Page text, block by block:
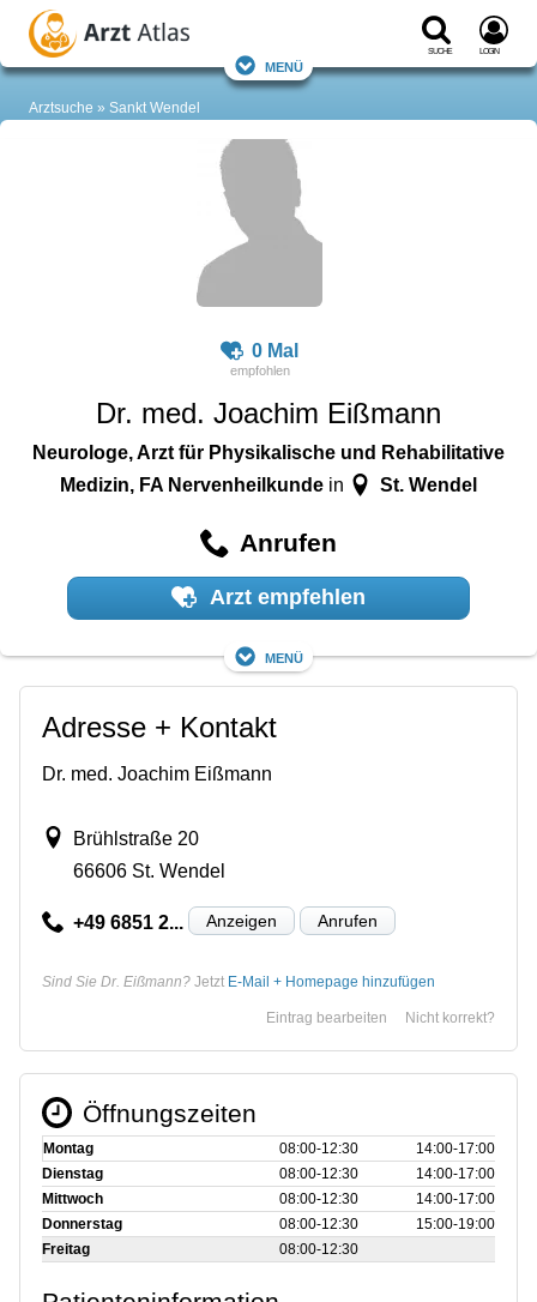
Suche Login
Menü
Arztsuche Sankt Wendel
0 Mal
Dr. med. Joachim Eißmann
Neurologe, Arzt für Physikalische und Rehabilitative
Medizin, FA Nervenheilkunde in St. Wendel
Anrufen
Arzt empfehlen
Menü
Adresse + Kontakt
Dr. med. Joachim Eißmann
Brühlstraße 20
66606 St. Wendel
+49 6851 2... Anzeigen Anrufen
Sind Sie Dr. Eißmann? Jetzt E-Mail + Homepage hinzufügen
Nicht korrekt?
Eintrag bearbeiten
Öffnungszeiten
Montag 08:00‑12:30
14:00‑17:00
Dienstag
08:00‑12:30
14:00‑17:00
Mittwoch
08:00‑12:30
14:00‑17:00
Donnerstag
08:00‑12:30
15:00‑19:00
Freitag
08:00‑12:30